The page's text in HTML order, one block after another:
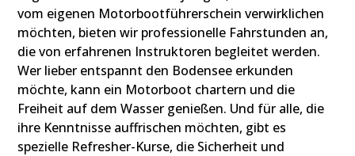
vom eigenen Motorbootführerschein verwirklichen
möchten, bieten wir professionelle Fahrstunden an,
die von erfahrenen Instruktoren begleitet werden.
Wer lieber entspannt den Bodensee erkunden
möchte, kann ein Motorboot chartern und die
Freiheit auf dem Wasser genießen. Und für alle, die
ihre Kenntnisse auffrischen möchten, gibt es
spezielle Refresher-Kurse, die Sicherheit und